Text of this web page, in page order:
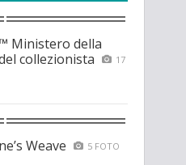
Ministero della
collezionista
17
Weave 5 FOTO